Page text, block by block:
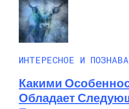
ИНТЕРЕСНОЕ И
Какими
Обладает